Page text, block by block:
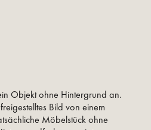
Objekt ohne Hintergrund an.
Bild von einem
Möbelstück ohne